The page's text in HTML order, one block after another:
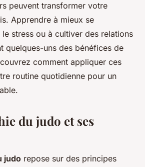
peuvent transformer votre
Apprendre à mieux se
stress ou à cultiver des relations
quelques-uns des bénéfices de
comment appliquer ces
routine quotidienne pour un
du judo et ses
judo repose sur des principes